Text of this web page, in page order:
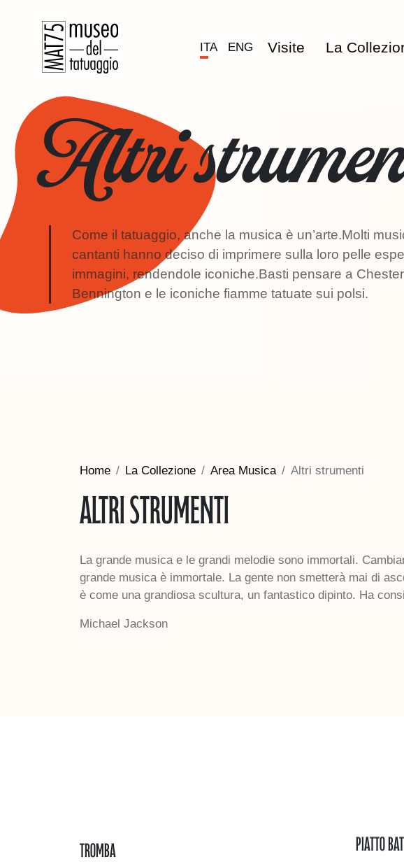
ITA ENG Visite La
Altri
Come il tatuaggio, anche la musica è un’arte.Molti
cantanti hanno deciso di imprimere sulla loro pelle
immagini, rendendole iconiche.Basti pensare a Chester
Bennington e le iconiche fiamme tatuate sui polsi.
Home La Collezione Area Musica Altri strumenti
Altri strumenti
La grande musica e le grandi melodie sono immortali.
grande musica è immortale. La gente non smetterà mai di
è come una grandiosa scultura, un fantastico dipinto. Ha
Michael Jackson
Tromba Piatto